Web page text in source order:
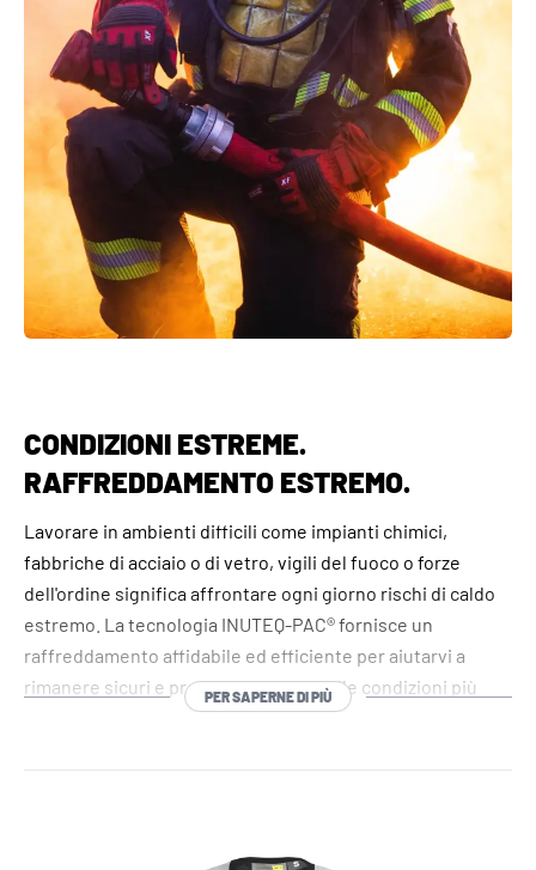
sicurezza certificata ISO20471 Classe 2 e ANSI, oltre a 8
ore di refrigerio: basta immergersi, strizzare e indossare.
Bodycool Xtreme
, alimentato da INUTEQ-PVA®, è la nostra
opzione più leggera e aderente, che offre un
raffreddamento intenso da 1 a 4 ore.
Rimanete freschi, sicuri e produttivi con l'innovativo
abbigliamento refrigerante di INUTEQ.
PER SAPERNE DI PIÙ
CONDIZIONI ESTREME.
RAFFREDDAMENTO ESTREMO.
Lavorare in ambienti difficili come impianti chimici,
fabbriche di acciaio o di vetro, vigili del fuoco o forze
dell'ordine significa affrontare ogni giorno rischi di caldo
estremo. La tecnologia INUTEQ-PAC® fornisce un
raffreddamento affidabile ed efficiente per aiutarvi a
rimanere sicuri e produttivi, anche nelle condizioni più
sicurezza, sostenibilità e prestazioni. Disponibili in una